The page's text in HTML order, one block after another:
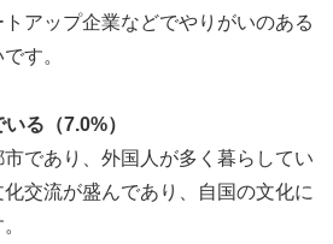
アップ企業などでやりがいのある
す。
る（7.0%）
であり、外国人が多く暮らしてい
交流が盛んであり、自国の文化に